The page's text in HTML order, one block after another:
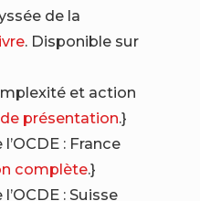
de la
. Disponible sur
et action
présentation.}
: France
complète.}
: Suisse